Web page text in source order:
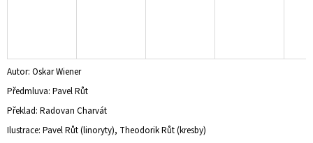
Autor: Oskar Wiener
Předmluva: Pavel Růt
Překlad: Radovan Charvát
Ilustrace: Pavel Růt (linoryty), Theodorik Růt (kresby)
D
O
P
O
R
U